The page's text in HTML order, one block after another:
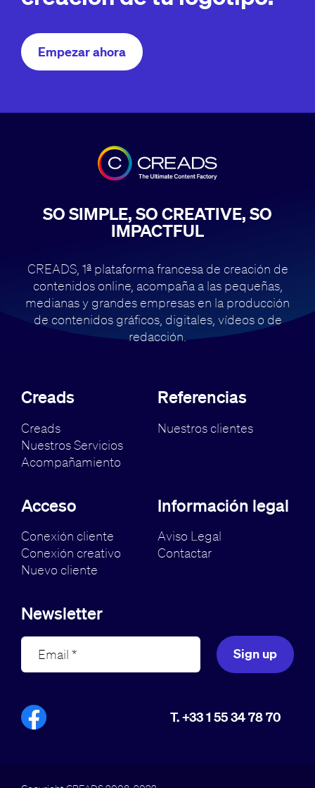
Empezar ahora
SO SIMPLE, SO CREATIVE, SO
IMPACTFUL
CREADS, 1ª plataforma francesa de creación de
contenidos online, acompaña a las pequeñas,
medianas y grandes empresas en la producción
de contenidosgráficos, digitales, vídeos o de
redacción.
Creads
Creads
Nuestros Servicios
Acompañamiento
Referencias
Nuestros clientes
Acceso
Conexión cliente
Conexión creativo
Nuevo cliente
Información legal
Aviso Legal
Contactar
Newsletter
Sign up
T. +33 1 55 34 78 70